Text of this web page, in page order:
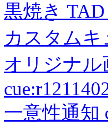
黒焼き TAD
カスタムキ
オリジナル
一意性通知